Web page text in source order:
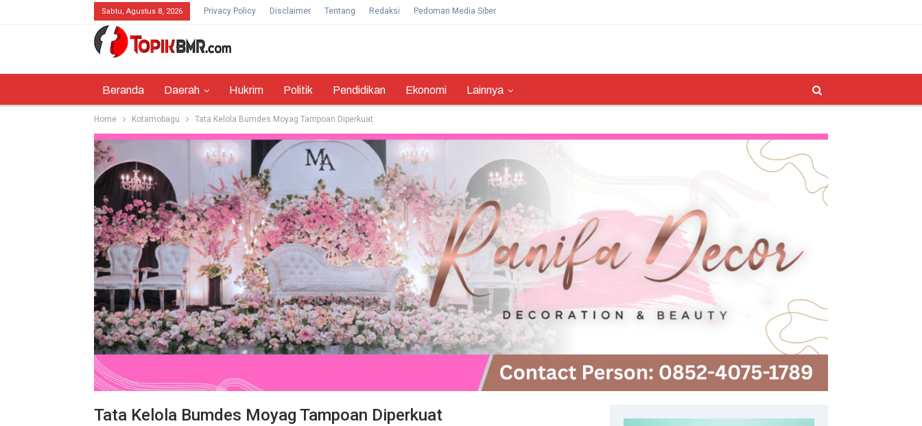
Sabtu, Agustus 8, 2026 Privacy Policy Disclaimer Tentang Redaksi Pedoman Media Siber
Beranda Daerah Hukrim Politik Pendidikan Ekonomi Lainnya
Home Kotamobagu Tata Kelola Bumdes Moyag Tampoan Diperkuat
Tata Kelola Bumdes Moyag Tampoan Diperkuat